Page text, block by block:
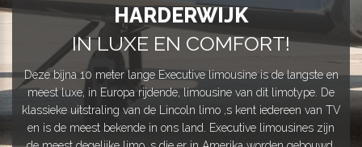
HARDERWIJK
IN LUXE EN COMFORT!
Deze bijna 10 meter lange Executive limousine is de langste en
meest luxe, in Europa rijdende, limousine van dit limotype. De
klassieke uitstraling van de Lincoln limo ,s kent iedereen van TV
en is de meest bekende in ons land. Executive limousines zijn